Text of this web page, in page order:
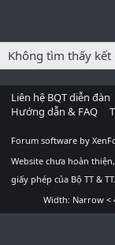
Không tìm thấy
Liên hệ BQT diễn đàn
Hướng dẫn & FAQ
Forum software by
Website chưa hoàn
giấy phép của Bộ TT & TT.
Width